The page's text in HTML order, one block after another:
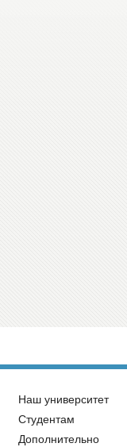
Наш университет
Студентам
Дополнительно